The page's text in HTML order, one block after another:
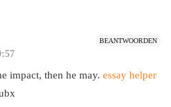
BEANTWOORDEN
impact, then he may. essay helper